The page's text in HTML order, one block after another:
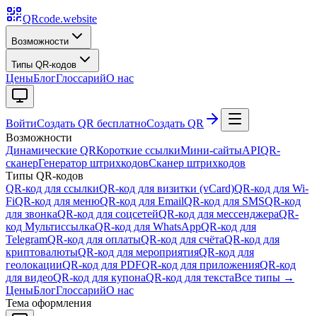
QRcode.website
Возможности
Типы QR-кодов
ЦеныБлогГлоссарийО нас
ВойтиСоздать QR бесплатноСоздать QR
Возможности
Динамические QRКороткие ссылкиМини-сайтыAPIQR-
сканерГенератор штрихкодовСканер штрихкодов
Типы QR-кодов
QR-код для ссылкиQR-код для визитки (vCard)QR-код для Wi-
FiQR-код для менюQR-код для EmailQR-код для SMSQR-код
для звонкаQR-код для соцсетейQR-код для мессенджераQR-
код МультиссылкаQR-код для WhatsAppQR-код для
TelegramQR-код для оплатыQR-код для счётаQR-код для
криптовалютыQR-код для мероприятияQR-код для
геолокацииQR-код для PDFQR-код для приложенияQR-код
для видеоQR-код для купонаQR-код для текстаВсе типы →
ЦеныБлогГлоссарийО нас
Тема оформления